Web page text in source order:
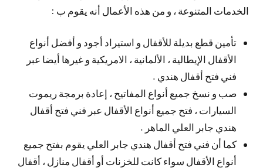
الخدمات المتنوعة ، و من هذه الأعمال أنه يقوم ب :
تأمين قطع بديلة للأقفال و استيراد أجود و أفضل أنواع
الأقفال الإيطالية ، الألمانية ، الامريكية و غيرها أيضا عبر
فني فتح أقفال هندي .
صب و نسخ جميع أنواع المفاتيح ، إعادة برمجة ريموت
السيارات ، فتح جميع أنواع الأقفال عبر فني فتح أقفال
هندي جابر العلي الماهر .
كما أن فني فتح أقفال هندي جابر العلي يقوم بفتح جميع
أنواع الأقفال سواء كانت للخزنات أو أقفال منازل ، أقفال